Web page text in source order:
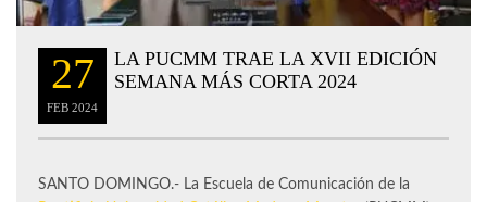
27
FEB 2024
LA PUCMM TRAE LA XVII EDICIÓN
SEMANA MÁS CORTA 2024
SANTO DOMINGO.- La Escuela de Comunicación de la